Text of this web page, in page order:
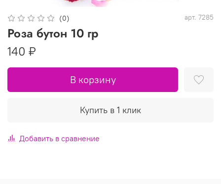
(0) арт. 7285
Роза бутон 10 гр
140 ₽
В корзину
Купить в 1 клик
Добавить в сравнение